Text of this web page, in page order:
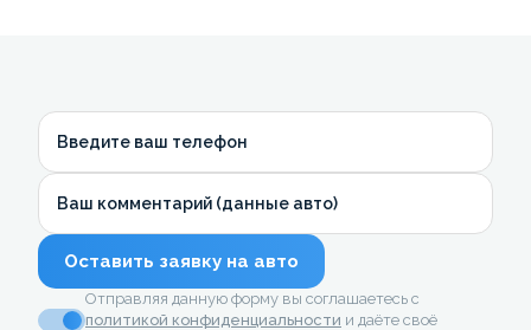
Введите ваш телефон
Ваш комментарий (данные авто)
Оставить заявку на авто
Отправляя данную форму вы соглашаетесь с
политикой конфиденциальности и даёте своё